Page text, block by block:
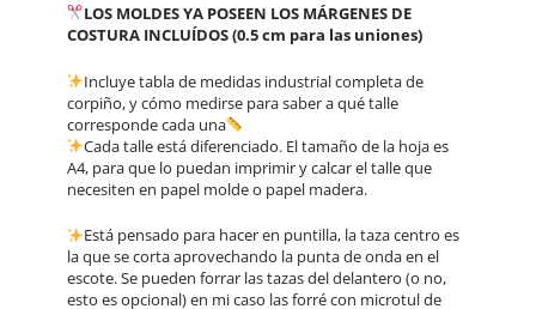
LOS MOLDES YA POSEEN LOS MÁRGENES DE
COSTURA INCLUÍDOS (0.5 cm para las uniones)
Incluye tabla de medidas industrial completa de
corpiño, y cómo medirse para saber a qué talle
corresponde cada una
Cada talle está diferenciado. El tamaño de la hoja es
A4, para que lo puedan imprimir y calcar el talle que
necesiten en papel molde o papel madera.
Está pensado para hacer en puntilla, la taza centro es
la que se corta aprovechando la punta de onda en el
escote. Se pueden forrar las tazas del delantero (o no,
esto es opcional) en mi caso las forré con microtul de